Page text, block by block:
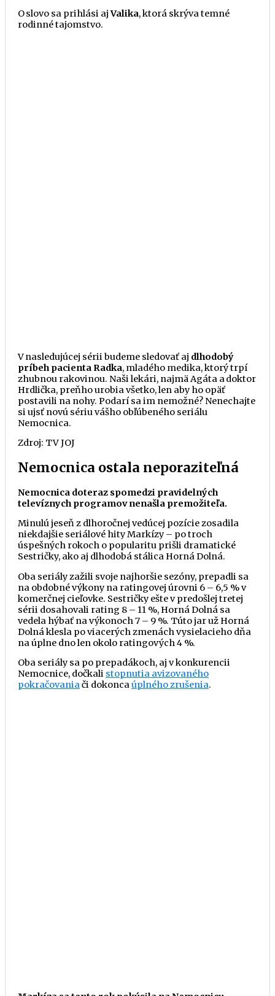
O slovo sa prihlási ajValika, ktorá skrýva temné
rodinné tajomstvo.
V nasledujúcej sérii budeme sledovať aj dlhodobý
príbeh pacienta Radka, mladého medika, ktorý trpí
zhubnou rakovinou. Naši lekári, najmä Agáta a doktor
Hrdlička, preňho urobia všetko, len aby ho opäť
postavili na nohy. Podarí sa im nemožné? Nenechajte
si ujsť novú sériu vášho obľúbeného seriálu
Nemocnica.
Zdroj: TV JOJ
Nemocnica ostala neporaziteľná
Nemocnica doteraz spomedzi pravidelných
televíznych programov nenašla premožiteľa.
Minulú jeseň z dlhoročnej vedúcej pozície zosadila
niekdajšie seriálové hity Markízy – po troch
úspešných rokoch o popularitu prišli dramatické
Sestričky, ako aj dlhodobá stálica Horná Dolná.
Oba seriály zažili svoje najhoršie sezóny, prepadli sa
na obdobné výkony na ratingovej úrovni 6 – 6,5 % v
komerčnej cieľovke. Sestričky ešte v predošlej tretej
sérii dosahovali rating 8 – 11 %, Horná Dolná sa
vedela hýbať na výkonoch 7 – 9 %. Túto jar už Horná
Dolná klesla po viacerých zmenách vysielacieho dňa
na úplne dno len okolo ratingových 4 %.
Oba seriály sa po prepadákoch, aj v konkurencii
Nemocnice, dočkali stopnutia avizovaného
pokračovaniači dokoncaúplného zrušenia.